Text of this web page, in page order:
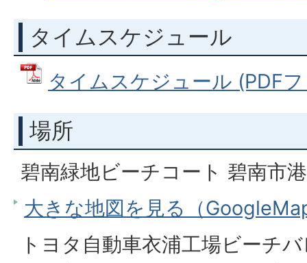
タイムスケジュール
タイムスケジュール (PDF
場所
碧南緑地ビーチコート 碧南市
大きな地図を見る（
トヨタ自動車衣浦工場ビーチ